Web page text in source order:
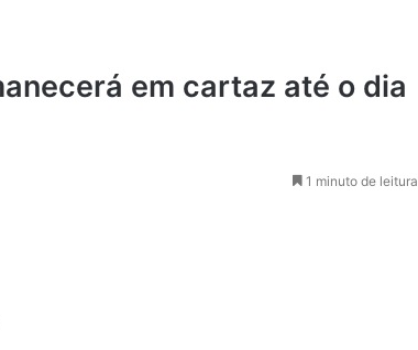
em cartaz até o dia
1 minuto de leitura